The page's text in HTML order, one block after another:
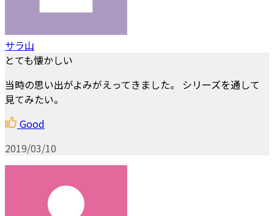
サラ山
とても懐かしい
当時の思い出がよみがえってきました。 シリーズを通して
見てみたい。
Good
2019/03/10